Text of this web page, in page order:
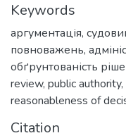
Keywords
аргументація,
повноважень,
обґрунтованість
review, public authority,
reasonableness of
Citation